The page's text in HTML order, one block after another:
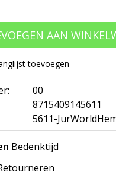
AAN
toevoegen
00
8715409145611
5611-
Bedenktijd